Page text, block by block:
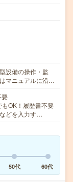
設備の操作・監
マニュアルに沿…
要
OK！履歴書不要
どを入力す…
50代 60代